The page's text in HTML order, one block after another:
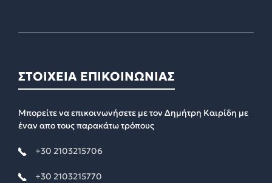
ΣΤΟΙΧΕΙΑ ΕΠΙΚΟΙΝΩΝΙΑΣ
Μπορείτε να επικοινωνήσετε με τον Δημήτρη Καιρίδη με
έναν απο τους παρακάτω τρόπους
+30 2103215706
+30 2103215770